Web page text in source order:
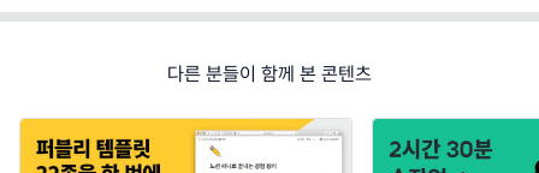
다른 분들이 함께 본 콘텐츠